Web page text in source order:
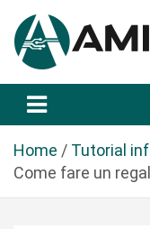
a
Home
Tutorial
Come fare un